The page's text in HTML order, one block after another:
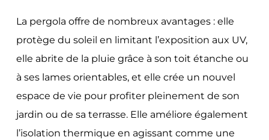
La pergola offre de nombreux avantages : elle
protège du soleil en limitant l’exposition aux UV,
elle abrite de la pluie grâce à son toit étanche ou
à ses lames orientables, et elle crée un nouvel
espace de vie pour profiter pleinement de son
jardin ou de sa terrasse. Elle améliore également
l’isolation thermique en agissant comme une